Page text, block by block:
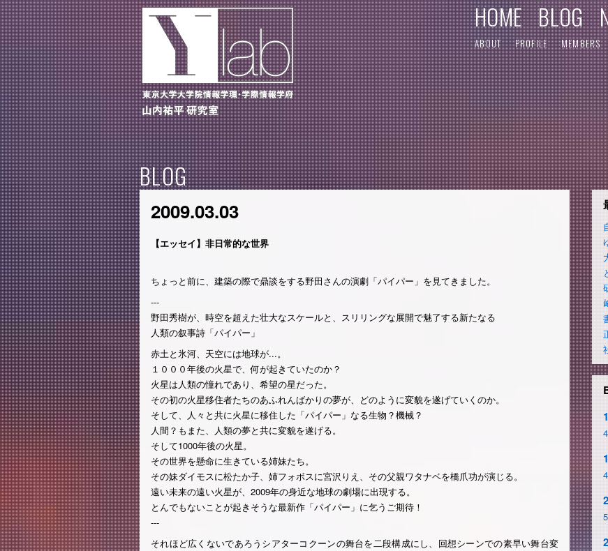
HOME BLOG
ABOUT PROFILE MEMBERS
BLOG
2009.03.03
【エッセイ】非日常的な世界
ちょっと前に、建築の際で鼎談をする野田さんの演劇「パイパー」を見てきました。
---
野田秀樹が、時空を超えた壮大なスケールと、スリリングな展開で魅了する新たなる
人類の叙事詩「パイパー」
赤土と氷河、天空には地球が...。
１０００年後の火星で、何が起きていたのか？
火星は人類の憧れであり、希望の星だった。
その初の火星移住者たちのあふれんばかりの夢が、どのように変貌を遂げていくのか。
そして、人々と共に火星に移住した「パイパー」なる生物？機械？
人間？もまた、人類の夢と共に変貌を遂げる。
そして1000年後の火星。
その世界を懸命に生きている姉妹たち。
その妹ダイモスに松たか子、姉フォボスに宮沢りえ、その父親ワタナベを橋爪功が演じる。
遠い未来の遠い火星が、2009年の身近な地球の劇場に出現する。
とんでもないことが起きそうな最新作「パイパー」に乞うご期待！
---
それほど広くないであろうシアターコクーンの舞台を二段構成にし、回想シーンでの素早い舞台変
4
4
5